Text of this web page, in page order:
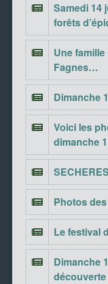
Samedi 14
forêts
Une
Fagnes…
Dimanche
Voici les
dimanche
Photos
Le festival
Dimanche